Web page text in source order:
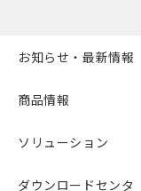
お知らせ・最新情報
商品情報
ソリューション
ダウンロードセンタ